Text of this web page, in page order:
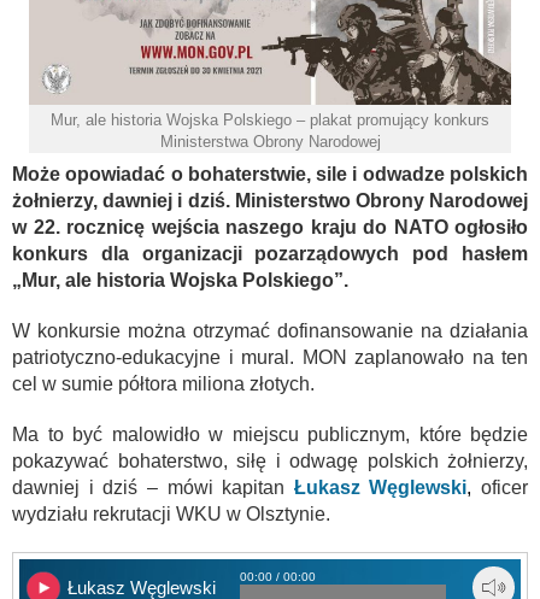
Mur, ale historia Wojska Polskiego – plakat promujący konkurs
Ministerstwa Obrony Narodowej
Może opowiadać o bohaterstwie, sile i odwadze polskich
żołnierzy, dawniej i dziś. Ministerstwo Obrony Narodowej
w 22. rocznicę wejścia naszego kraju do NATO ogłosiło
konkurs dla organizacji pozarządowych pod hasłem
„Mur, ale historia Wojska Polskiego”.
W konkursie można otrzymać dofinansowanie na działania
patriotyczno-edukacyjne i mural. MON zaplanowało na ten
cel w sumie półtora miliona złotych.
Ma to być malowidło w miejscu publicznym, które będzie
pokazywać bohaterstwo, siłę i odwagę polskich żołnierzy,
dawniej i dziś – mówi kapitan Łukasz Węglewski, oficer
wydziału rekrutacji WKU w Olsztynie.
Łukasz Węglewski
00:00 / 00:00